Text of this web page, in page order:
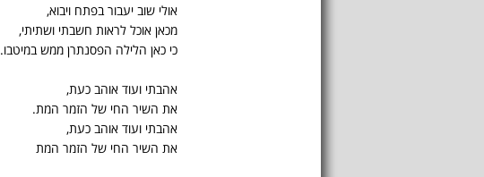
אולי שוב יעבור בפתח ויבוא,
מכאן אוכל לראות חשבתי ושתיתי,
כי כאן הלילה הפסנתרן ממש במיטבו.
אהבתי ועוד אוהב כעת,
את השיר החי של הזמר המת.
אהבתי ועוד אוהב כעת,
את השיר החי של הזמר המת